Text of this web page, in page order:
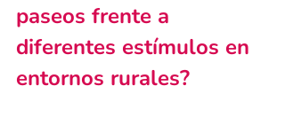
paseos frente a
diferentes estímulos en
entornos rurales?